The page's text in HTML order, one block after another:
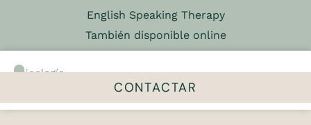
English Speaking Therapy
También disponible online
Psicología
CONTACTAR